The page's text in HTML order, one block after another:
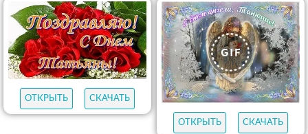
ОТКРЫТЬ СКАЧАТЬ
ОТКРЫТЬ СКАЧАТЬ